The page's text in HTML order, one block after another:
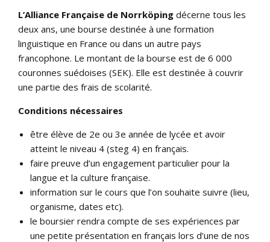
L’Alliance Française de Norrköping décerne tous les
deux ans, une bourse destinée à une formation
linguistique en France ou dans un autre pays
francophone. Le montant de la bourse est de 6 000
couronnes suédoises (SEK). Elle est destinée à couvrir
une partie des frais de scolarité.
Conditions nécessaires
être élève de 2e ou 3e année de lycée et avoir
atteint le niveau 4 (steg 4) en français.
faire preuve d’un engagement particulier pour la
langue et la culture française.
information sur le cours que l’on souhaite suivre (lieu,
organisme, dates etc).
le boursier rendra compte de ses expériences par
une petite présentation en français lors d’une de nos